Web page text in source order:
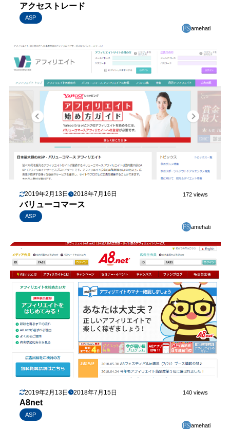
アクセストレード
ASP
amehati
2019年2月13日 2018年7月16日 172 views
バリューコマース
ASP
amehati
2019年2月13日 2018年7月15日 140 views
A8net
ASP
amehati